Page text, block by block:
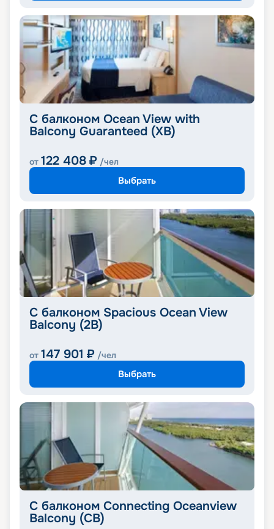
С балконом Ocean View with
Balcony Guaranteed (XB)
от 122 408 ₽ /чел
Выбрать
С балконом Spacious Ocean View
Balcony (2B)
от 147 901 ₽ /чел
Выбрать
С балконом Connecting Oceanview
Balcony (CB)